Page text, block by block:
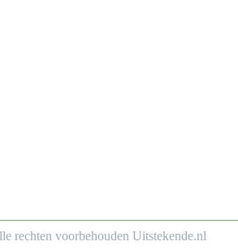
rechten voorbehouden Uitstekende.nl